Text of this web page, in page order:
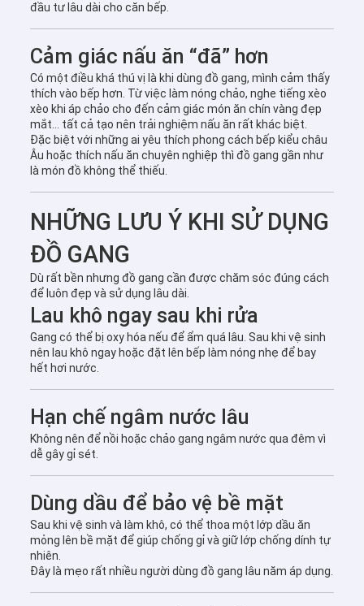
đầu tư lâu dài cho căn bếp.
Cảm giác nấu ăn “đã” hơn
Có một điều khá thú vị là khi dùng đồ gang, mình cảm thấy
thích vào bếp hơn. Từ việc làm nóng chảo, nghe tiếng xèo
xèo khi áp chảo cho đến cảm giác món ăn chín vàng đẹp
mắt… tất cả tạo nên trải nghiệm nấu ăn rất khác biệt.
Đặc biệt với những ai yêu thích phong cách bếp kiểu châu
Âu hoặc thích nấu ăn chuyên nghiệp thì đồ gang gần như
là món đồ không thể thiếu.
NHỮNG LƯU Ý KHI SỬ DỤNG
ĐỒ GANG
Dù rất bền nhưng đồ gang cần được chăm sóc đúng cách
để luôn đẹp và sử dụng lâu dài.
Lau khô ngay sau khi rửa
Gang có thể bị oxy hóa nếu để ẩm quá lâu. Sau khi vệ sinh
nên lau khô ngay hoặc đặt lên bếp làm nóng nhẹ để bay
hết hơi nước.
Hạn chế ngâm nước lâu
Không nên để nồi hoặc chảo gang ngâm nước qua đêm vì
dễ gây gỉ sét.
Dùng dầu để bảo vệ bề mặt
Sau khi vệ sinh và làm khô, có thể thoa một lớp dầu ăn
mỏng lên bề mặt để giúp chống gỉ và giữ lớp chống dính tự
nhiên.
Đây là mẹo rất nhiều người dùng đồ gang lâu năm áp dụng.